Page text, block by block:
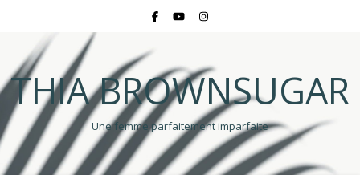
THIA BROWNSUGAR
Une femme parfaitement imparfaite